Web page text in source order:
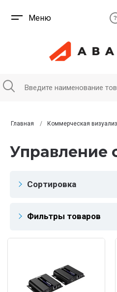
Меню
Главная Коммерческая
Управление
Сортировка
Фильтры товаров